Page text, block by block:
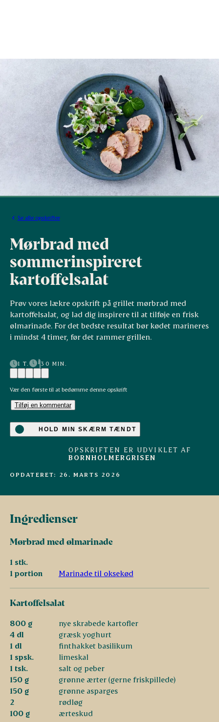
Se alle opskrifter
Mørbrad med
sommerinspireret
kartoffelsalat
Prøv vores lækre opskrift på grillet mørbrad med
kartoffelsalat, og lad dig inspirere til at tilføje en frisk
ølmarinade. For det bedste resultat bør kødet marineres
i mindst 4 timer, før det rammer grillen.
1 T. 30 MIN.
Vær den første til at bedømme denne opskrift
Tilføj en kommentar
HOLD MIN SKÆRM TÆNDT
danske landmænd
OPSKRIFTEN ER UDVIKLET AF
BORNHOLMERGRISEN
OPDATERET: 26. MARTS 2026
Ingredienser
Mørbrad med ølmarinade
1 stk.
1 portion
Marinade til oksekød
Kartoffelsalat
800 g
nye skrabede kartofler
4 dl
græsk yoghurt
1 dl
finthakket basilikum
1 spsk.
limeskal
1 tsk.
salt og peber
150 g
grønne ærter (gerne friskpillede)
150 g
grønne asparges
2
rødløg
100 g
ærteskud